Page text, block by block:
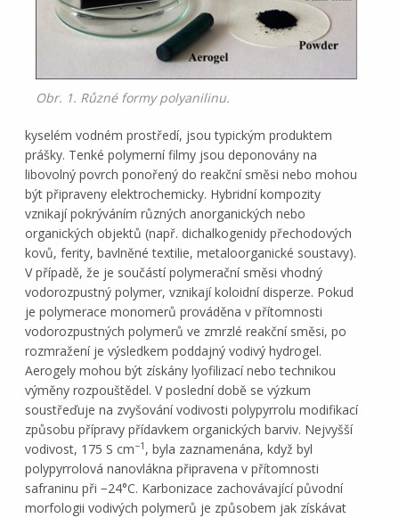
Obr. 1. Různé formy polyanilinu.
kyselém vodném prostředí, jsou typickým produktem
prášky. Tenké polymerní filmy jsou deponovány na
libovolný povrch ponořený do reakční směsi nebo mohou
být připraveny elektrochemicky. Hybridní kompozity
vznikají pokrýváním různých anorganických nebo
organických objektů (např. dichalkogenidy přechodových
kovů, ferity, bavlněné textilie, metaloorganické soustavy).
V případě, že je součástí polymerační směsi vhodný
vodorozpustný polymer, vznikají koloidní disperze. Pokud
je polymerace monomerů prováděna v přítomnosti
vodorozpustných polymerů ve zmrzlé reakční směsi, po
rozmražení je výsledkem poddajný vodivý hydrogel.
Aerogely mohou být získány lyofilizací nebo technikou
výměny rozpouštědel. V poslední době se výzkum
soustřeďuje na zvyšování vodivosti polypyrrolu modifikací
způsobu přípravy přídavkem organických barviv. Nejvyšší
vodivost, 175 S cm−1 , byla zaznamenána, když byl
polypyrrolová nanovlákna připravena v přítomnosti
safraninu při −24°C. Karbonizace zachovávající původní
morfologii vodivých polymerů je způsobem jak získávat